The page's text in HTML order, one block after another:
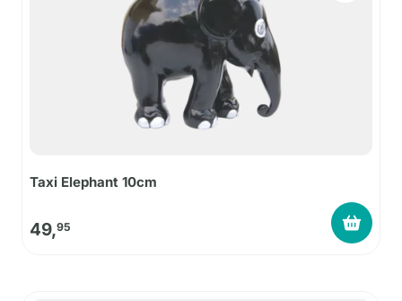
Taxi Elephant 10cm
49,95